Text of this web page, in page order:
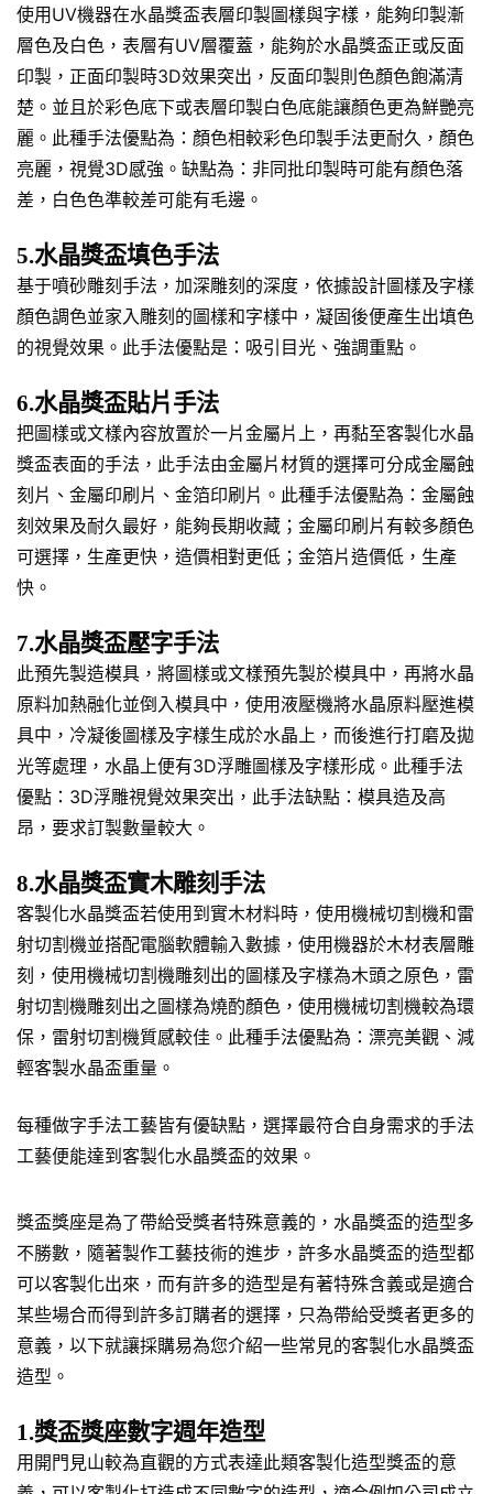
使用UV機器在水晶獎盃表層印製圖樣與字樣，能夠印製漸
層色及白色，表層有UV層覆蓋，能夠於水晶獎盃正或反面
印製，正面印製時3D效果突出，反面印製則色顏色飽滿清
楚。並且於彩色底下或表層印製白色底能讓顏色更為鮮艷亮
麗。此種手法優點為：顏色相較彩色印製手法更耐久，顏色
亮麗，視覺3D感強。缺點為：非同批印製時可能有顏色落
差，白色色準較差可能有毛邊。
5.水晶獎盃填色手法
基于噴砂雕刻手法，加深雕刻的深度，依據設計圖樣及字樣
顏色調色並家入雕刻的圖樣和字樣中，凝固後便產生出填色
的視覺效果。此手法優點是：吸引目光、強調重點。
6.水晶獎盃貼片手法
把圖樣或文樣內容放置於一片金屬片上，再黏至客製化水晶
獎盃表面的手法，此手法由金屬片材質的選擇可分成金屬蝕
刻片、金屬印刷片、金箔印刷片。此種手法優點為：金屬蝕
刻效果及耐久最好，能夠長期收藏；金屬印刷片有較多顏色
可選擇，生產更快，造價相對更低；金箔片造價低，生產
快。
7.水晶獎盃壓字手法
此預先製造模具，將圖樣或文樣預先製於模具中，再將水晶
原料加熱融化並倒入模具中，使用液壓機將水晶原料壓進模
具中，冷凝後圖樣及字樣生成於水晶上，而後進行打磨及拋
光等處理，水晶上便有3D浮雕圖樣及字樣形成。此種手法
優點：3D浮雕視覺效果突出，此手法缺點：模具造及高
昂，要求訂製數量較大。
8.水晶獎盃實木雕刻手法
客製化水晶獎盃若使用到實木材料時，使用機械切割機和雷
射切割機並搭配電腦軟體輸入數據，使用機器於木材表層雕
刻，使用機械切割機雕刻出的圖樣及字樣為木頭之原色，雷
射切割機雕刻出之圖樣為燒酌顏色，使用機械切割機較為環
保，雷射切割機質感較佳。此種手法優點為：漂亮美觀、減
輕客製水晶盃重量。
每種做字手法工藝皆有優缺點，選擇最符合自身需求的手法
工藝便能達到客製化水晶獎盃的效果。
獎盃獎座是為了帶給受獎者特殊意義的，水晶獎盃的造型多
不勝數，隨著製作工藝技術的進步，許多水晶獎盃的造型都
可以客製化出來，而有許多的造型是有著特殊含義或是適合
某些場合而得到許多訂購者的選擇，只為帶給受獎者更多的
意義，以下就讓採購易為您介紹一些常見的客製化水晶獎盃
造型。
1.獎盃獎座數字週年造型
用開門見山較為直觀的方式表達此類客製化造型獎盃的意